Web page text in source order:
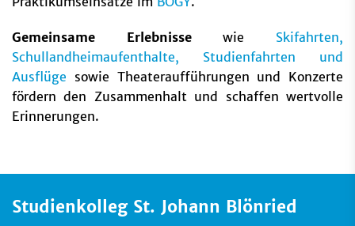
Gemeinsame Erlebnissewie Skifahrten,
Schullandheimaufenthalte, Studienfahrten und
Ausflüge sowie Theateraufführungen und Konzerte
fördern den Zusammenhalt und schaffen wertvolle
Erinnerungen.
Studienkolleg St. Johann Blönried